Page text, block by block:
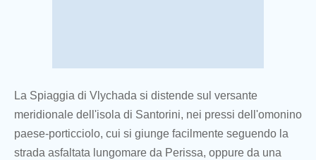
La Spiaggia di Vlychada si distende sul versante
meridionale dell'isola di Santorini, nei pressi dell'omonino
paese-porticciolo, cui si giunge facilmente seguendo la
strada asfaltata lungomare da Perissa, oppure da una